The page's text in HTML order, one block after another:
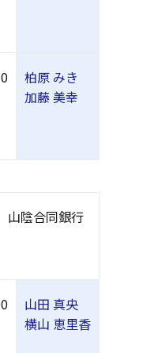
0
柏原 みき
加藤 美幸
山陰合同銀行
0
山田 真央
横山 恵里香